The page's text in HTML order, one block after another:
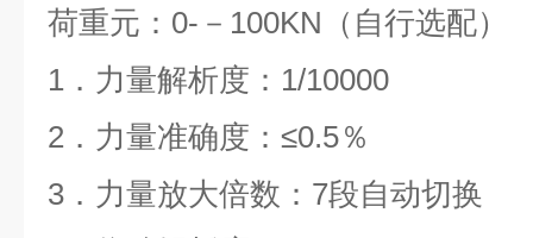
荷重元： 0- － 100KN （自行选配）
1 ．力量解析度： 1/10000
2 ．力量准确度： ≤0.5％
3 ．力量放大倍数： 7段自动切换